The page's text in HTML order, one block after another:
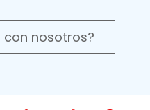
con nosotros?